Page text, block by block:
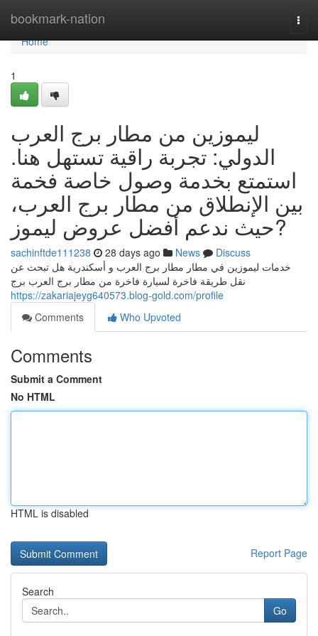
bookmark-nation
Home
Home
1
ليموزين من مطار برج العرب
الدولي: تجربة راقية تستهل هنا.
استمتع بخدمة وصول خاصة فخمة
بين الإنطلاق من مطار برج العرب،
حيث ندعم أفضل عروض ليموز?
sachinftde111238 28 days ago News
Discuss
خدمات ليموزين في مطار مطار برج العرب و أسكندرية هل تبحث عن
نقل طريقة فاخرة لسيارة فاخرة من مطار برج العرب برج
https://zakariajeyg640573.blog-gold.com/profile
Comments
Who Upvoted
Comments
Submit a Comment
No HTML
HTML is disabled
Report Page
Search
Go